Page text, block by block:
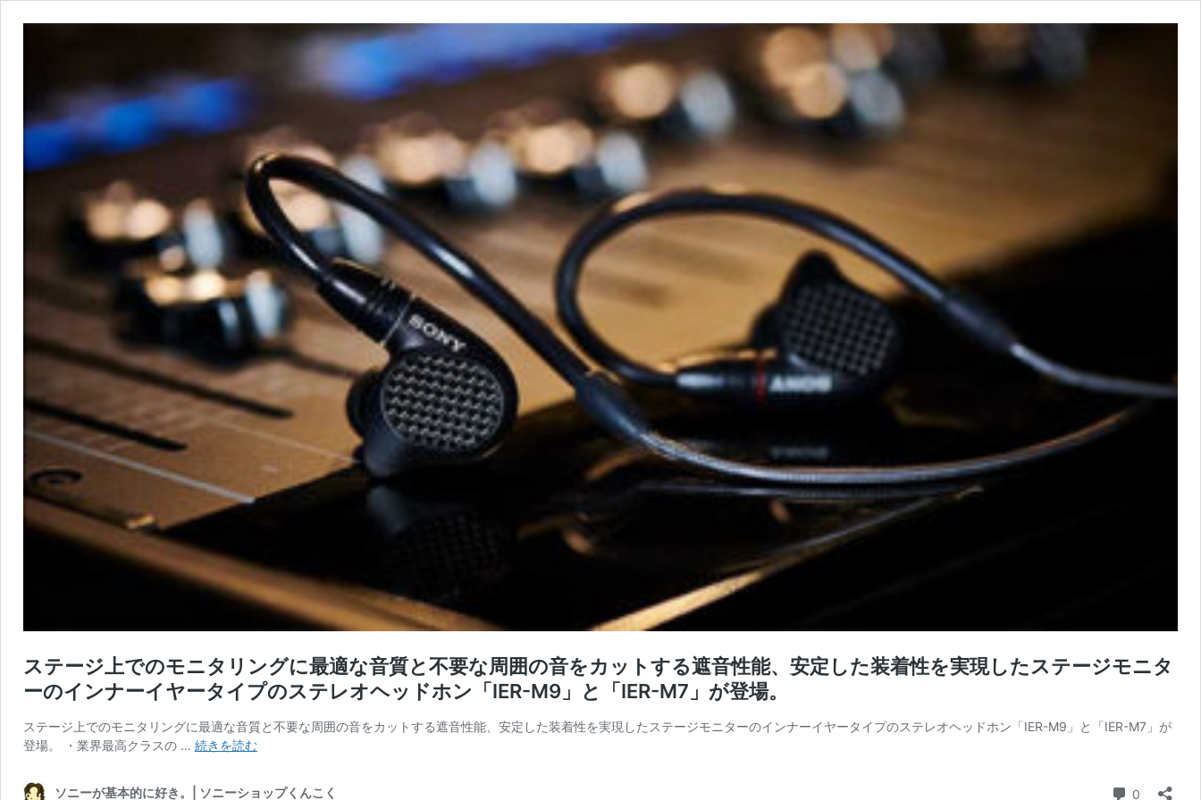
ステージ上でのモニタリングに最適な音質と不要な周囲の音をカットする遮音性能、安定した装着性を実現したステージモニタ
ーのインナーイヤータイプのステレオヘッドホン「IER-M9」と「IER-M7」が登場。
ステージ上でのモニタリングに最適な音質と不要な周囲の音をカットする遮音性能、安定した装着性を実現したステージモニターのインナーイヤータイプのステレオヘッドホン「IER-M9」と「IER-M7」が
登場。 ・業界最高クラスの … 続きを読むス
ソニーが基本的に好き。| ソニーショップくんこく 0 コメント